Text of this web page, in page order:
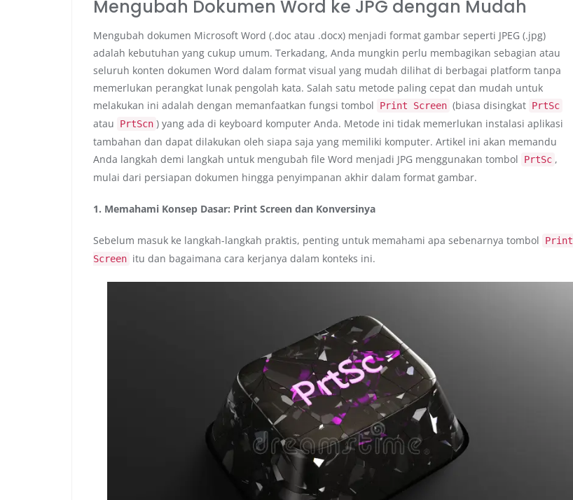
Mengubah Dokumen Word ke JPG dengan Mudah
Mengubah dokumen Microsoft Word (.doc atau .docx) menjadi format gambar seperti JPEG (.jpg)
adalah kebutuhan yang cukup umum. Terkadang, Anda mungkin perlu membagikan sebagian atau
seluruh konten dokumen Word dalam format visual yang mudah dilihat di berbagai platform tanpa
memerlukan perangkat lunak pengolah kata. Salah satu metode paling cepat dan mudah untuk
melakukan ini adalah dengan memanfaatkan fungsi tombol
Print Screen (biasa disingkat PrtSc
atau PrtScn ) yang ada di keyboard komputer Anda. Metode ini tidak memerlukan instalasi aplikasi
tambahan dan dapat dilakukan oleh siapa saja yang memiliki komputer. Artikel ini akan memandu
Anda langkah demi langkah untuk mengubah file Word menjadi JPG menggunakan tombol
PrtSc ,
mulai dari persiapan dokumen hingga penyimpanan akhir dalam format gambar.
1. Memahami Konsep Dasar: Print Screen dan Konversinya
Sebelum masuk ke langkah-langkah praktis, penting untuk memahami apa sebenarnya tombol
Print
Screen itu dan bagaimana cara kerjanya dalam konteks ini.